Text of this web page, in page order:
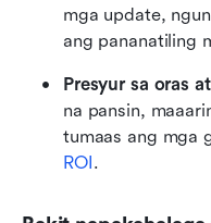
mga update,
ang pananatiling
Presyur sa oras
na pansin,
ROI.